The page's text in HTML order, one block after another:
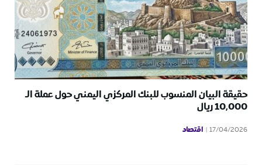
حقيقة البيان المنسوب للبنك المركزي اليمني حول عملة الـ
10,000 ريال
17/04/2026 اقتصاد